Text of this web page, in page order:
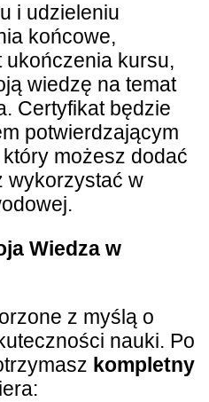
i udzieleniu
końcowe,
kursu,
wiedzę na temat
Certyfikat będzie
potwierdzającym
możesz dodać
wykorzystać w
Wiedza w
z myślą o
nauki. Po
kompletny